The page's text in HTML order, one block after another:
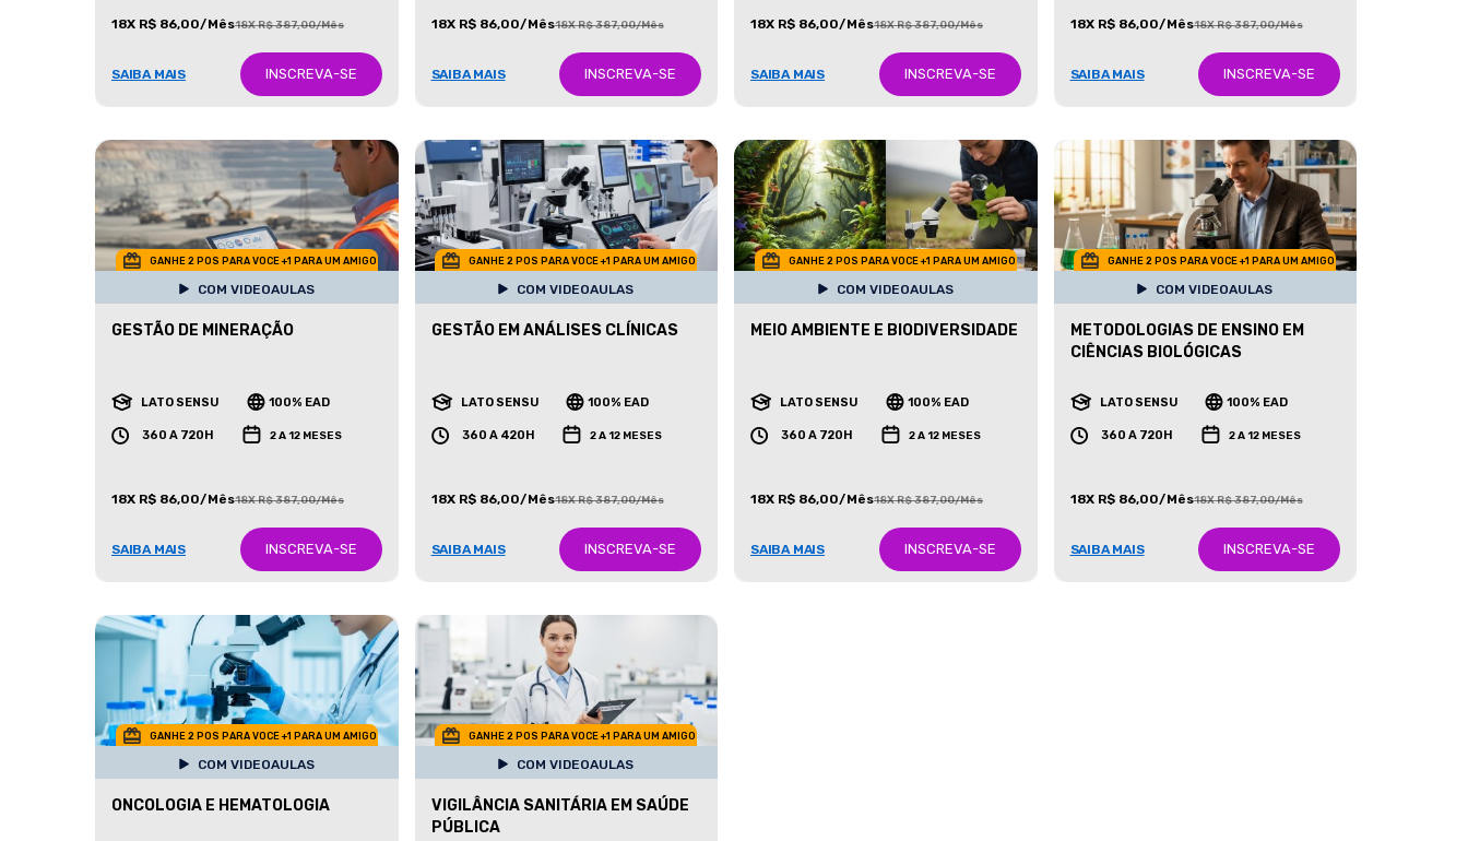
18X R$ 86,00/Mês18X R$ 387,00/Mês
SAIBA MAIS INSCREVA-SE
18X R$ 86,00/Mês18X R$ 387,00/Mês
SAIBA MAIS INSCREVA-SE
18X R$ 86,00/Mês18X R$ 387,00/Mês
SAIBA MAIS INSCREVA-SE
18X R$ 86,00/Mês18X R$ 387,00/Mês
SAIBA MAIS INSCREVA-SE
GANHE 2 POS PARA VOCE +1 PARA UM AMIGO
COM VIDEOAULAS
GESTÃO DE MINERAÇÃO
LATO SENSU 100% EAD
360 A 720H 2 A 12 MESES
18X R$ 86,00/Mês18X R$ 387,00/Mês
SAIBA MAIS INSCREVA-SE
GANHE 2 POS PARA VOCE +1 PARA UM AMIGO
COM VIDEOAULAS
GESTÃO EM ANÁLISES CLÍNICAS
LATO SENSU 100% EAD
360 A 420H 2 A 12 MESES
18X R$ 86,00/Mês18X R$ 387,00/Mês
SAIBA MAIS INSCREVA-SE
GANHE 2 POS PARA VOCE +1 PARA UM AMIGO
COM VIDEOAULAS
MEIO AMBIENTE E BIODIVERSIDADE
LATO SENSU 100% EAD
360 A 720H 2 A 12 MESES
18X R$ 86,00/Mês18X R$ 387,00/Mês
SAIBA MAIS INSCREVA-SE
GANHE 2 POS PARA VOCE +1 PARA UM AMIGO
COM VIDEOAULAS
METODOLOGIAS DE ENSINO EM
CIÊNCIAS BIOLÓGICAS
LATO SENSU 100% EAD
360 A 720H 2 A 12 MESES
18X R$ 86,00/Mês18X R$ 387,00/Mês
SAIBA MAIS INSCREVA-SE
GANHE 2 POS PARA VOCE +1 PARA UM AMIGO
COM VIDEOAULAS
ONCOLOGIA E HEMATOLOGIA
GANHE 2 POS PARA VOCE +1 PARA UM AMIGO
COM VIDEOAULAS
VIGILÂNCIA SANITÁRIA EM SAÚDE
PÚBLICA